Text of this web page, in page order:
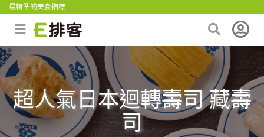
最精準的美食指標
超人氣日本迴轉壽司 藏壽
司